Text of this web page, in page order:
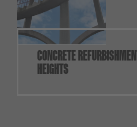
CONCRETE
HEIGHTS